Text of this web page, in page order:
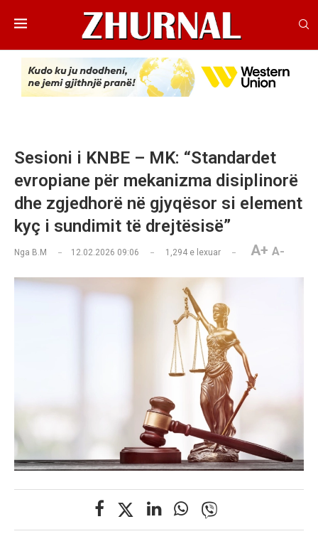
Sesioni i KNBE – MK: “Standardet
evropiane për mekanizma disiplinorë
dhe zgjedhorë në gjyqësor si element
kyç i sundimit të drejtësisë”
Nga B.M 12.02.2026 09:06 1,294 e lexuar A+ A-